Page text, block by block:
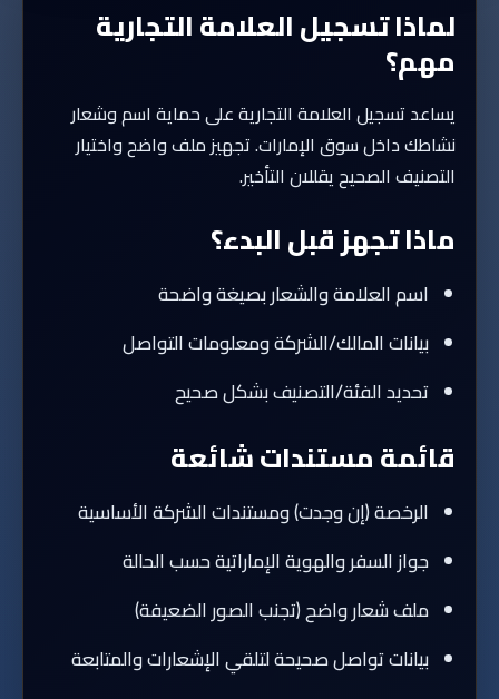
لماذا تسجيل العلامة التجارية
مهم؟
يساعد تسجيل العلامة التجارية على حماية اسم وشعار
نشاطك داخل سوق الإمارات. تجهيز ملف واضح واختيار
التصنيف الصحيح يقللان التأخير.
ماذا تجهز قبل البدء؟
اسم العلامة والشعار بصيغة واضحة
بيانات المالك/الشركة ومعلومات التواصل
تحديد الفئة/التصنيف بشكل صحيح
قائمة مستندات شائعة
الرخصة (إن وجدت) ومستندات الشركة الأساسية
جواز السفر والهوية الإماراتية حسب الحالة
ملف شعار واضح (تجنب الصور الضعيفة)
بيانات تواصل صحيحة لتلقي الإشعارات والمتابعة